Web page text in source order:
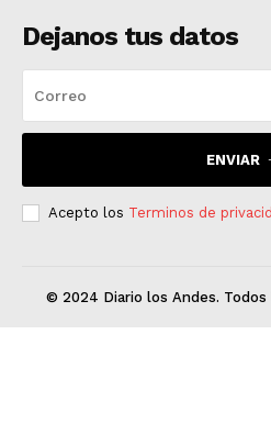
Dejanos tus datos
ENVIAR
Acepto los Terminos de
© 2024 Diario los Andes.